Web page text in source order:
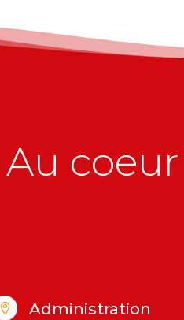
Au
 Administration